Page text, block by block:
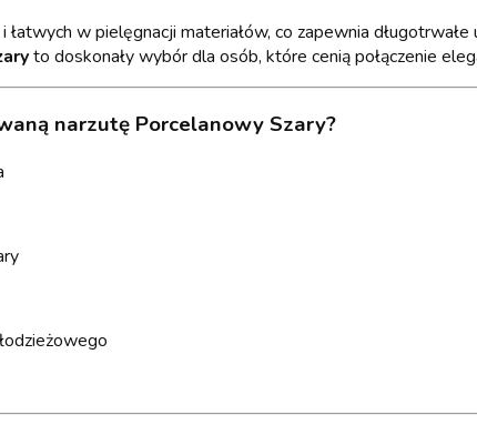
łatwych w pielęgnacji materiałów, co zapewnia
to doskonały wybór dla osób, które cenią połączenie
narzutę Porcelanowy Szary?